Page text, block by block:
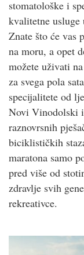
stomatološke i
kvalitetne usluge
Znate što će vas
na moru, a opet
možete uživati
za svega pola
specijalitete od
Novi Vinodolski
raznovrsnih
biciklističkih
maratona samo
pred više od
zdravlje svih
rekreativce.